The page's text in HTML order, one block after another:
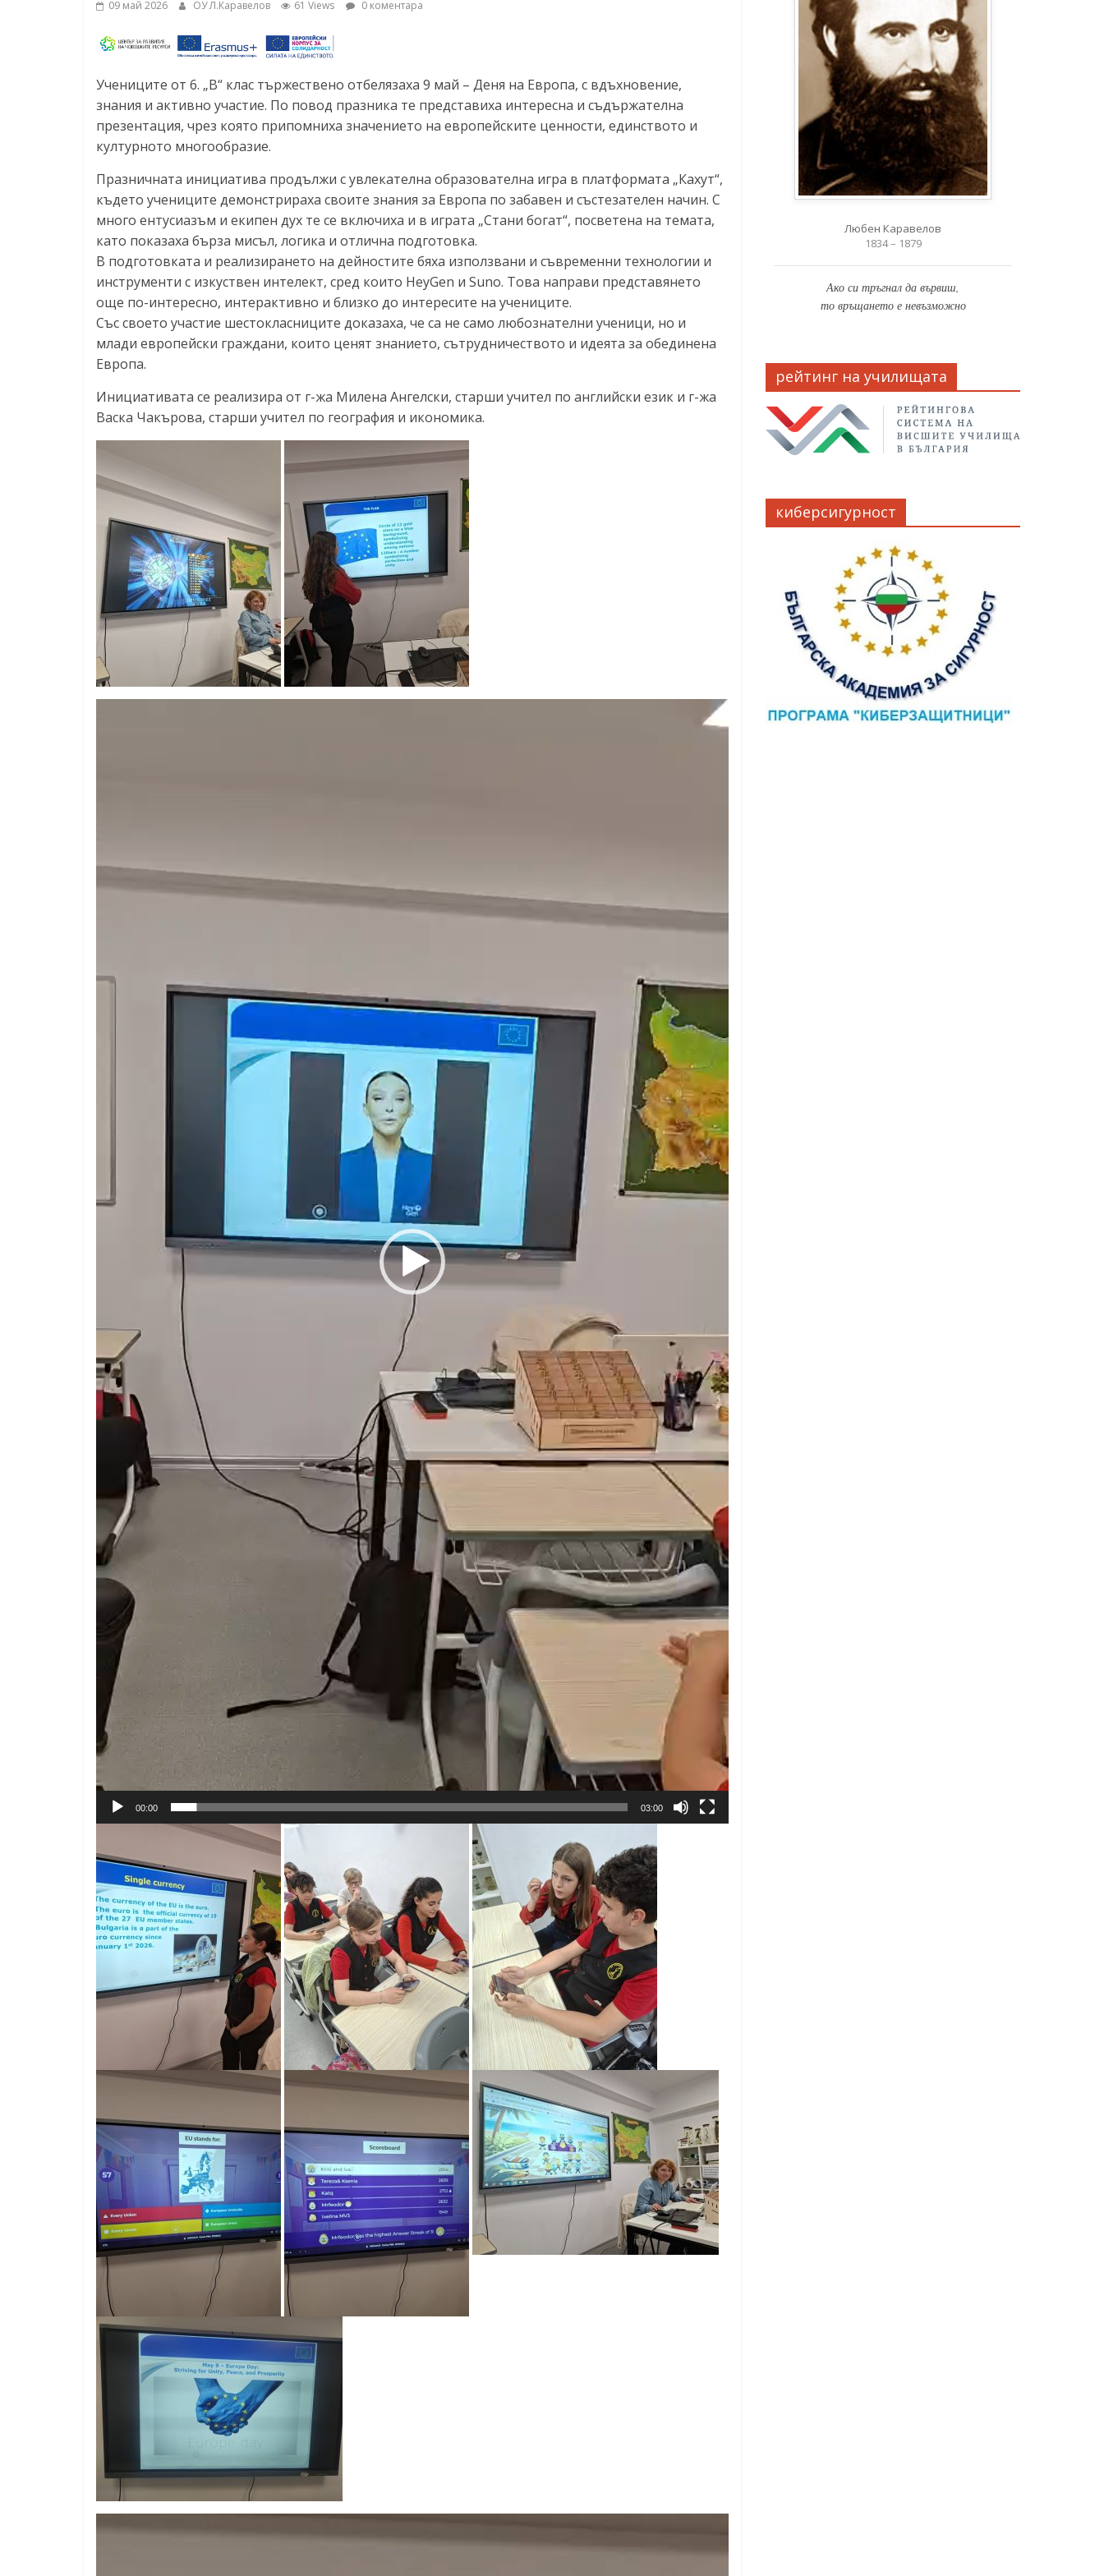
граници“
09 май 2026 ОУ Л.Каравелов 61 Views 0 коментара
Учениците от 6. „В“ клас тържествено отбелязаха 9 май – Деня на Европа, с вдъхновение,
знания и активно участие. По повод празника те представиха интересна и съдържателна
презентация, чрез която припомниха значението на европейските ценности, единството и
културното многообразие.
Празничната инициатива продължи с увлекателна образователна игра в платформата „Кахут“,
където учениците демонстрираха своите знания за Европа по забавен и състезателен начин. С
много ентусиазъм и екипен дух те се включиха и в играта „Стани богат“, посветена на темата,
като показаха бърза мисъл, логика и отлична подготовка.
В подготовката и реализирането на дейностите бяха използвани и съвременни технологии и
инструменти с изкуствен интелект, сред които HeyGen и Suno. Това направи представянето
още по-интересно, интерактивно и близко до интересите на учениците.
Със своето участие шестокласниците доказаха, че са не само любознателни ученици, но и
млади европейски граждани, които ценят знанието, сътрудничеството и идеята за обединена
Европа.
Инициативата се реализира от г-жа Милена Ангелски, старши учител по английски език и г-жа
Васка Чакърова, старши учител по география и икономика.
00:00 03:00
Любен Каравелов
1834 – 1879
Ако си тръгнал да вървиш,
то връщането е невъзможно
рейтинг на училищата
киберсигурност